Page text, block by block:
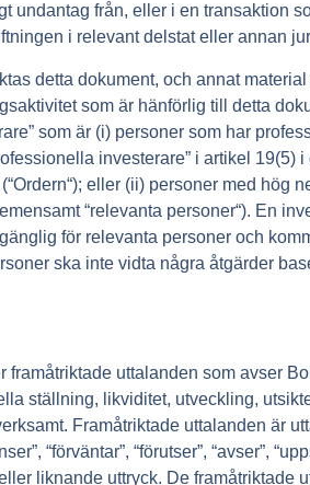
undantag från, eller i en transaktion
i relevant delstat eller annan
detta dokument, och annat
som är hänförlig till detta
som är (i) personer som har
investerare” i artikel
Ordern“); eller (ii) personer med hög
“relevanta personer“). En
för relevanta personer och
ska inte vidta några åtgärder
framåtriktade uttalanden som avser
ställning, likviditet, utveckling,
Framåtriktade uttalanden är
“förväntar”, “förutser”, “avser”,
liknande uttryck. De